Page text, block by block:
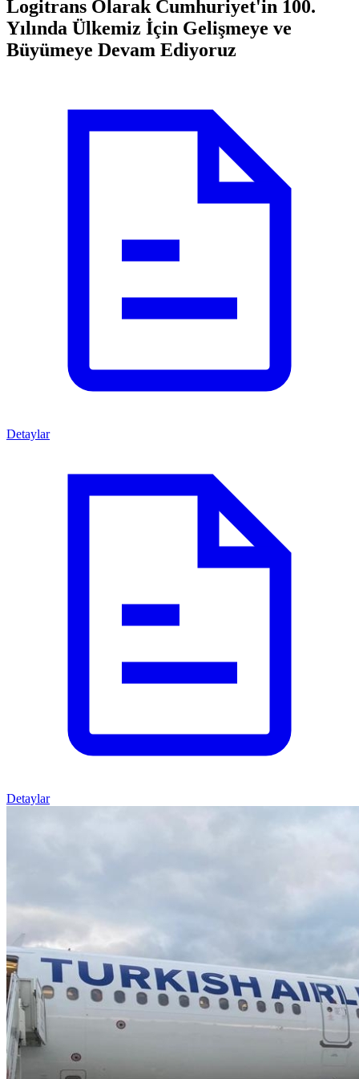
Logitrans Olarak Cumhuriyet'in 100.
Yılında Ülkemiz İçin Gelişmeye ve
Büyümeye Devam Ediyoruz
Detaylar
Detaylar